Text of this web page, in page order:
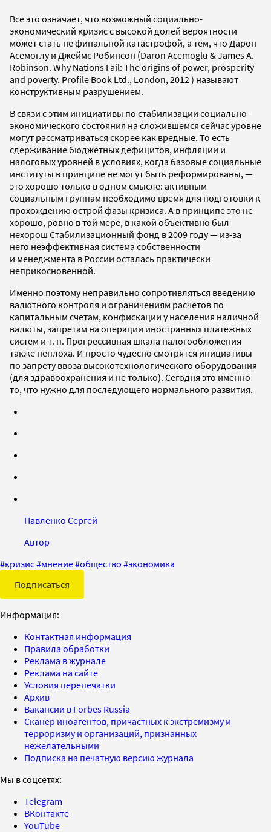
Все это означает, что возможный социально-
экономический кризис с высокой долей вероятности
может стать не финальной катастрофой, а тем, что Дарон
Асемоглу и Джеймс Робинсон (Daron Acemoglu & James A.
Robinson. Why Nations Fail: The origins of power, prosperity
and poverty. Profile Book Ltd., London, 2012 ) называют
конструктивным разрушением.
В связи с этим инициативы по стабилизации социально-
экономического состояния на сложившемся сейчас уровне
могут рассматриваться скорее как вредные. То есть
сдерживание бюджетных дефицитов, инфляции и
налоговых уровней в условиях, когда базовые социальные
институты в принципе не могут быть реформированы, —
это хорошо только в одном смысле: активным
социальным группам необходимо время для подготовки к
прохождению острой фазы кризиса. А в принципе это не
хорошо, ровно в той мере, в какой объективно был
нехорош Стабилизационный фонд в 2009 году — из-за
него неэффективная система собственности
и менеджмента в России осталась практически
неприкосновенной.
Именно поэтому неправильно сопротивляться введению
валютного контроля и ограничениям расчетов по
капитальным счетам, конфискации у населения наличной
валюты, запретам на операции иностранных платежных
систем и т. п. Прогрессивная шкала налогообложения
также неплоха. И просто чудесно смотрятся инициативы
по запрету ввоза высокотехнологического оборудования
(для здравоохранения и не только). Сегодня это именно
то, что нужно для последующего нормального развития.
Павленко Сергей
Автор
#кризис#мнение#общество #экономика
Подписаться
Информация:
Контактная информация
Правила обработки
Реклама в журнале
Реклама на сайте
Условия перепечатки
Архив
Вакансии в Forbes Russia
Сканер иноагентов, причастных к экстремизму и
терроризму и организаций, признанных
нежелательными
Подписка на печатную версию журнала
Мы в соцсетях:
Telegram
ВКонтакте
YouTube